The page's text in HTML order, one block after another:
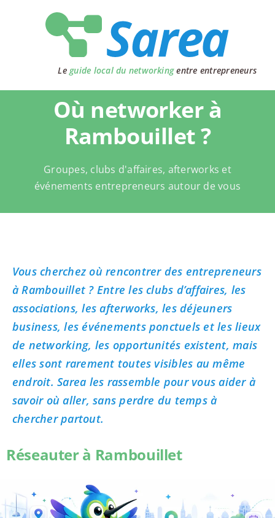
Le guide local du networkingentre entrepreneurs
Où networker à
Rambouillet ?
Groupes, clubs d'affaires, afterworks et
événements entrepreneurs autour de vous
Vous cherchez où rencontrer des entrepreneurs
à Rambouillet ? Entre les clubs d’affaires, les
associations, les afterworks, les déjeuners
business, les événements ponctuels et les lieux
de networking, les opportunités existent, mais
elles sont rarement toutes visibles au même
endroit. Sarea les rassemble pour vous aider à
savoir où aller, sans perdre du temps à
chercher partout.
Réseauter à Rambouillet